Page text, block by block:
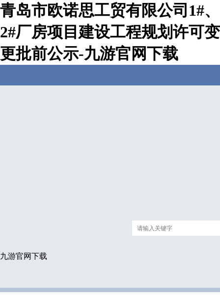
青岛市欧诺思工贸有限公司1#、
2#厂房项目建设工程规划许可变
更批前公示-九游官网下载
九游官网下载